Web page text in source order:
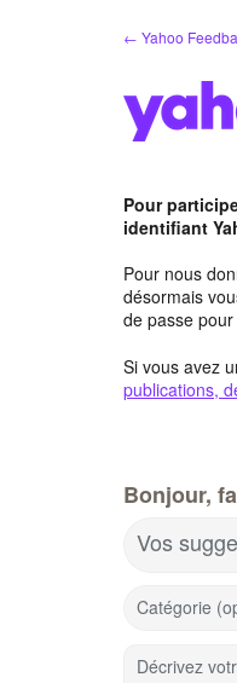
← Yahoo
Pour
identifiant
Pour nous
désormais
de passe
Si vous avez
publications,
Bonjour,
Vos
Catégorie
Décrivez